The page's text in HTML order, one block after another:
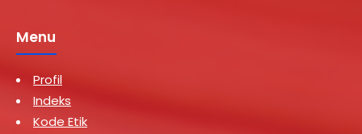
Menu
Profil
Indeks
Kode Etik